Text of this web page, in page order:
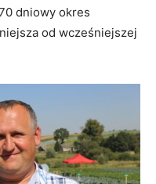
dniowy okres
od wcześniejszej